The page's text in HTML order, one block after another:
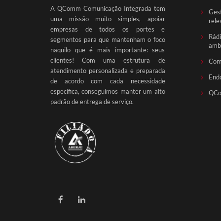
A QComm Comunicação Integrada tem
uma missão muito simples, apoiar
empresas de todos os portes e
segmentos para que mantenham o foco
naquilo que é mais importante: seus
clientes! Com uma estrutura de
atendimento personalizada e preparada
de acordo com cada necessidade
específica, conseguimos manter um alto
padrão de entrega de serviço.